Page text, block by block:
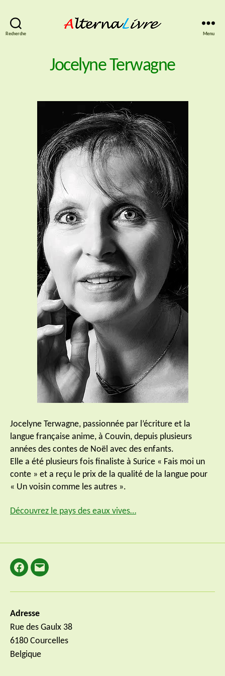
Recherche Menu
Jocelyne Terwagne
Jocelyne Terwagne, passionnée par l’écriture et la
langue française anime, à Couvin, depuis plusieurs
années des contes de Noël avec des enfants.
Elle a été plusieurs fois finaliste à Surice « Fais moi un
conte » et a reçu le prix de la qualité de la langue pour
« Un voisin comme les autres ».
Découvrez le pays des eaux vives…
Facebook
E-
Adresse
Rue des Gaulx 38
6180 Courcelles
Belgique